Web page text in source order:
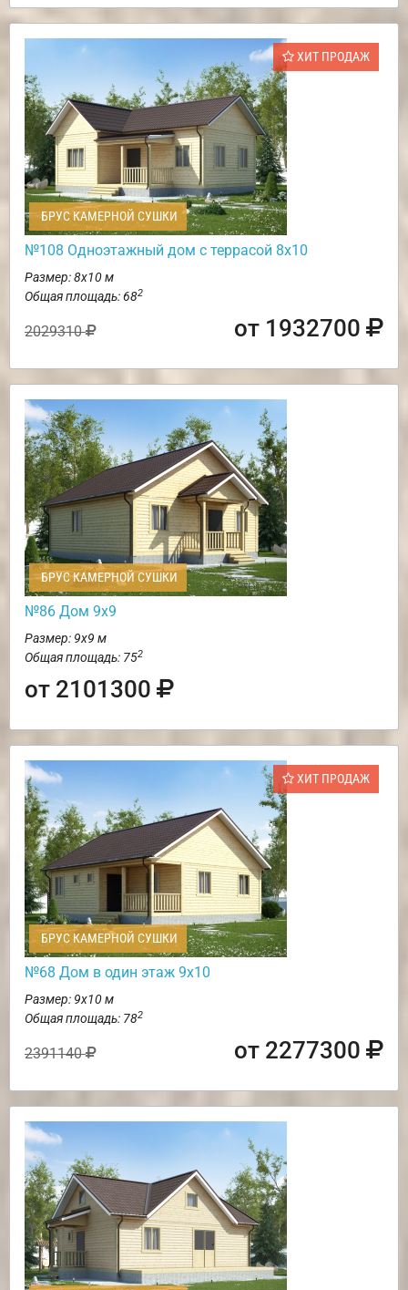
ХИТ ПРОДАЖ
БРУС КАМЕРНОЙ СУШКИ
№108 Одноэтажный дом с террасой 8х10
Размер: 8х10 м
Общая площадь: 682
2029310 от 1932700
БРУС КАМЕРНОЙ СУШКИ
№86 Дом 9х9
Размер: 9х9 м
Общая площадь: 752
от 2101300
ХИТ ПРОДАЖ
БРУС КАМЕРНОЙ СУШКИ
№68 Дом в один этаж 9х10
Размер: 9х10 м
Общая площадь: 782
2391140 от 2277300